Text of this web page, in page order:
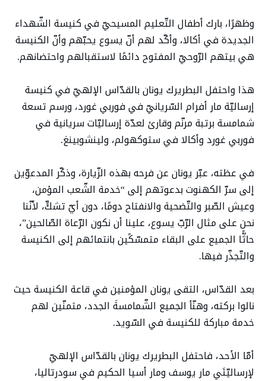
وظهرًا، بارك أطفال التّعليم المسيحيّ في كنيسة الشّهداء
الجديدة في أكالا، وأكّد لهم أنّ يسوع يحبّهم وأنّ الكنيسة
هي بيتهم الرّوحيّ المفتوح دائمًا لاستقبالهم واحتضانهم.
هذا واحتفل البطريرك يونان بالقدّاس الإلهيّ في كنيسة
إرساليّة مار أفرام السّريانيّ في فوربي غورد، ورسم تسعة
شمامسة برتبة مرنّم وقارئ لعدّة إرساليّات سريانية في
فوربي غورد وأكالا في ستوكهولم، ولينشوبينغ.
في عظته، عبّر يونان عن فرحه بهذه الزّيارة، وذكّر المدعوّين
إلى سرّ الكهنوت بدعوتهم إلى “خدمة الشّعب المؤمن،
وعيش الصّبر والتّضحية والانفتاح دومًا، دون أيّ تشكٍّ، لأنّنا
نحن على مثال الرّبّ يسوع، علينا أن نكون الرّعاة الصّالحين”،
حاثًّا الجميع على البقاء متمسّكًين بانتمائهم إلى الكنيسة
والتّجذّر فيها.
بعد القدّاس، التقى يونان المؤمنين في قاعة الكنيسة حيث
نالوا بركته، وهنّأ الجميع الشّمامسةَ الجدد، متمنّين لهم
خدمة مباركة للكنيسة في السّويد.
أمّا الأحد، فاحتفل البطريرك يونان بالقدّاس الإلهيّ
لإرساليّتَي مار يوسف ومار أسيا الحكيم في سودرتاليا،